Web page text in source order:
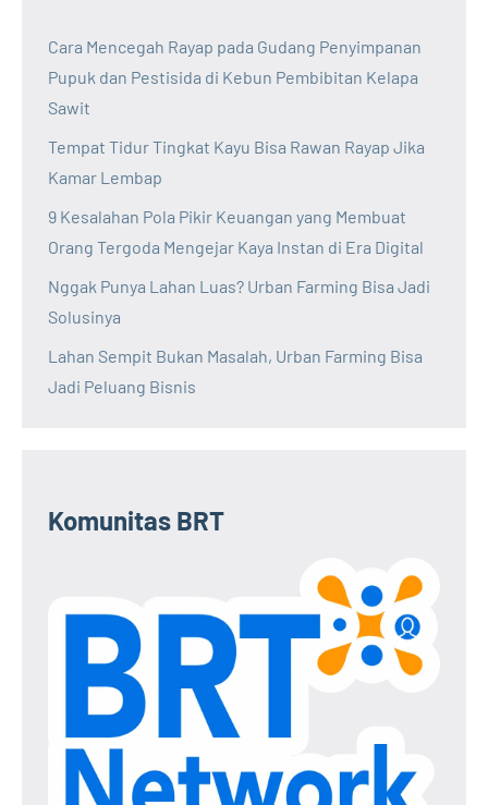
Cara Mencegah Rayap pada Gudang Penyimpanan
Pupuk dan Pestisida di Kebun Pembibitan Kelapa
Sawit
Tempat Tidur Tingkat Kayu Bisa Rawan Rayap Jika
Kamar Lembap
9 Kesalahan Pola Pikir Keuangan yang Membuat
Orang Tergoda Mengejar Kaya Instan di Era Digital
Nggak Punya Lahan Luas? Urban Farming Bisa Jadi
Solusinya
Lahan Sempit Bukan Masalah, Urban Farming Bisa
Jadi Peluang Bisnis
Komunitas BRT